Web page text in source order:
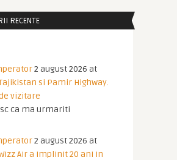
RECENTE
2 august 2026 at
si Pamir Highway.
vizitare
ca ma urmariti
2 august 2026 at
Air a implinit 20 ani in